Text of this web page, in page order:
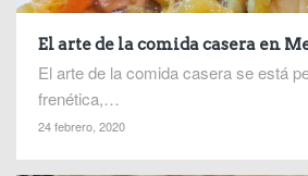
El arte de la comida casera en
El arte de la comida casera se está
frenética,…
24 febrero, 2020